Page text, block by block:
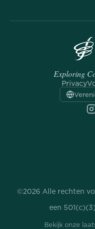
Exploring
Privacy
©2026 Alle rechten
een
Bekijk onze